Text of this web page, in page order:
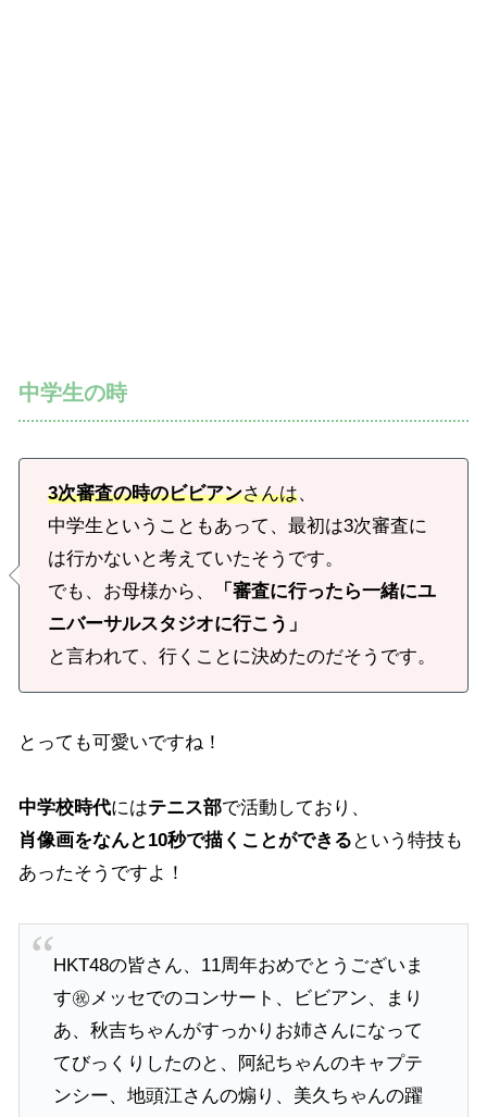
中学生の時
3次審査の時のビビアンさんは、
中学生ということもあって、最初は3次審査に
は行かないと考えていたそうです。
でも、お母様から、
「審査に行ったら一緒にユ
ニバーサルスタジオに行こう」
と言われて、行くことに決めたのだそうです。
とっても可愛いですね！
中学校時代にはテニス部で活動しており、
肖像画をなんと10秒で描くことができる という特技も
あったそうですよ！
HKT48の皆さん、11周年おめでとうございま
す㊗️メッセでのコンサート、ビビアン、まり
あ、秋吉ちゃんがすっかりお姉さんになって
てびっくりしたのと、阿紀ちゃんのキャプテ
ンシー、地頭江さんの煽り、美久ちゃんの躍